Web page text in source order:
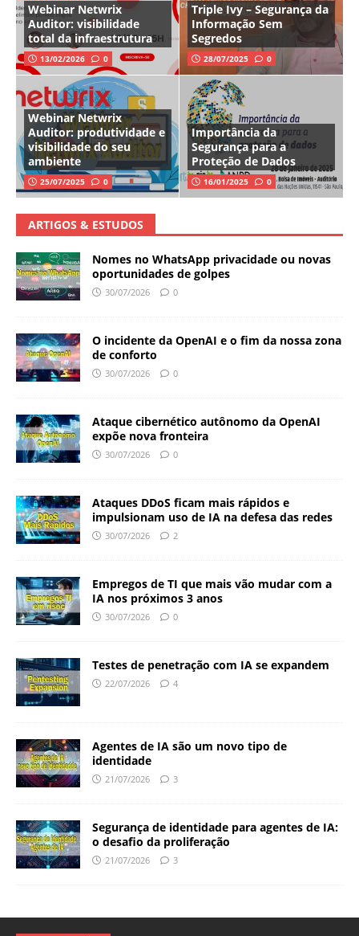
Webinar Netwrix
Auditor: visibilidade
total da infraestrutura
13/02/2026 0
Triple Ivy – Segurança da
Informação Sem
Segredos
28/07/2025 0
Webinar Netwrix
Auditor: produtividade e
visibilidade do seu
ambiente
25/07/2025 0
Importância da
Segurança para a
Proteção de Dados
16/01/2025 0
ARTIGOS & ESTUDOS
Nomes no WhatsApp privacidade ou novas
oportunidades de golpes
30/07/2026 0
O incidente da OpenAI e o fim da nossa zona
de conforto
30/07/2026 0
Ataque cibernético autônomo da OpenAI
expõe nova fronteira
30/07/2026 0
Ataques DDoS ficam mais rápidos e
impulsionam uso de IA na defesa das redes
30/07/2026 2
Empregos de TI que mais vão mudar com a
IA nos próximos 3 anos
30/07/2026 0
Testes de penetração com IA se expandem
22/07/2026 4
Agentes de IA são um novo tipo de
identidade
21/07/2026 3
Segurança de identidade para agentes de IA:
o desafio da proliferação
21/07/2026 3